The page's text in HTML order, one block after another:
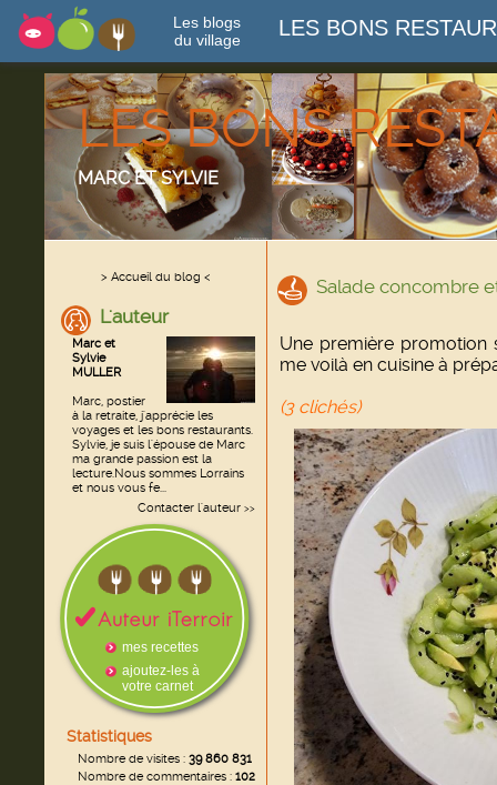
Les blogs
du village
LES BONS
LES BONS
MARC ET SYLVIE
> Accueil du blog <
L'auteur
Marc et
Sylvie
MULLER
Marc, postier
à la retraite, j'apprécie les
voyages et les bons restaurants.
Sylvie, je suis l'épouse de Marc
ma grande passion est la
lecture.Nous sommes Lorrains
et nous vous fe...
Contacter l'auteur >>
mes recettes
ajoutez-les à
votre carnet
Statistiques
Nombre de visites : 39 860 831
Nombre de commentaires : 102
Salade concombre
Une première promotion
me voilà en cuisine à
(3 clichés)